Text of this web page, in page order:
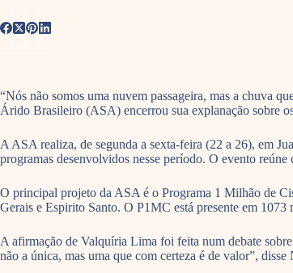
“Nós não somos uma nuvem passageira, mas a chuva
Árido Brasileiro (ASA) encerrou sua explanação sobre
A ASA realiza, de segunda a sexta-feira (22 a 26), em
programas desenvolvidos nesse período. O evento
O principal projeto da ASA é o Programa 1 Milhão de
Gerais e Espirito Santo. O P1MC está presente em 1073
A afirmação de Valquíria Lima foi feita num debate
não a única, mas uma que com certeza é de valor”,